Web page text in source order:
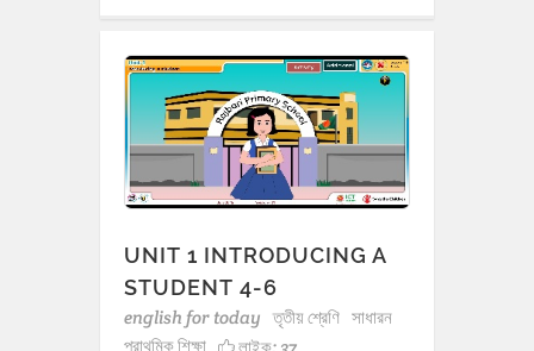
UNIT 1 INTRODUCING A
STUDENT 4-6
english for today তৃতীয় শ্রেণি সাধারন
প্রাথমিক শিক্ষা